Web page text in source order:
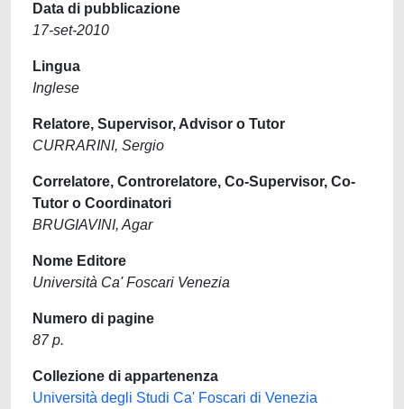
Data di pubblicazione
17-set-2010
Lingua
Inglese
Relatore, Supervisor, Advisor o Tutor
CURRARINI, Sergio
Correlatore, Controrelatore, Co-Supervisor, Co-
Tutor o Coordinatori
BRUGIAVINI, Agar
Nome Editore
Università Ca' Foscari Venezia
Numero di pagine
87 p.
Collezione di appartenenza
Università degli Studi Ca' Foscari di Venezia